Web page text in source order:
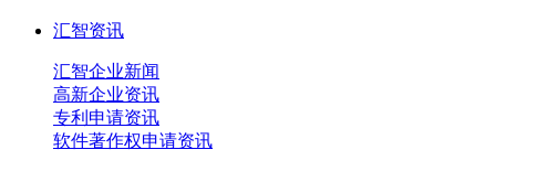
汇智资讯
汇智企业新闻
高新企业资讯
专利申请资讯
软件著作权申请资讯